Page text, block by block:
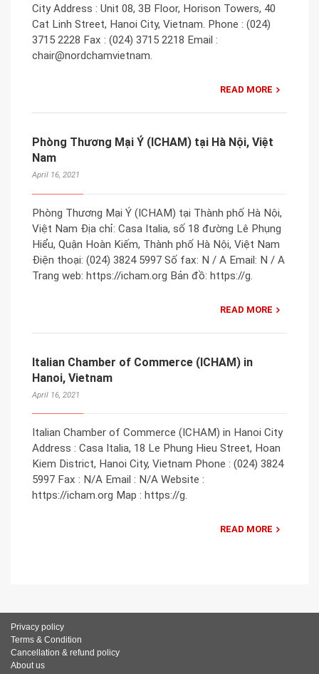
City Address : Unit 08, 3B Floor, Horison Towers, 40
Cat Linh Street, Hanoi City, Vietnam. Phone : (024)
3715 2228 Fax : (024) 3715 2218 Email :
chair@nordchamvietnam.
READ MORE
Phòng Thương Mại Ý (ICHAM) tại Hà Nội, Việt
Nam
April 16, 2021
Phòng Thương Mại Ý (ICHAM) tại Thành phố Hà Nội,
Việt Nam Địa chỉ: Casa Italia, số 18 đường Lê Phụng
Hiểu, Quận Hoàn Kiếm, Thành phố Hà Nội, Việt Nam
Điện thoại: (024) 3824 5997 Số fax: N / A Email: N / A
Trang web: https://icham.org Bản đồ: https://g.
READ MORE
Italian Chamber of Commerce (ICHAM) in
Hanoi, Vietnam
April 16, 2021
Italian Chamber of Commerce (ICHAM) in Hanoi City
Address : Casa Italia, 18 Le Phung Hieu Street, Hoan
Kiem District, Hanoi City, Vietnam Phone : (024) 3824
5997 Fax : N/A Email : N/A Website :
https://icham.org Map : https://g.
READ MORE
Privacy policy
Terms & Condition
Cancellation & refund policy
About us